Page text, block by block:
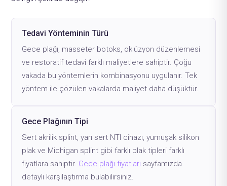
Tedavi Yönteminin Türü
Gece plağı, masseter botoks, oklüzyon düzenlemesi
ve restoratif tedavi farklı maliyetlere sahiptir. Çoğu
vakada bu yöntemlerin kombinasyonu uygulanır. Tek
yöntem ile çözülen vakalarda maliyet daha düşüktür.
Gece Plağının Tipi
Sert akrilik splint, yarı sert NTI cihazı, yumuşak silikon
plak ve Michigan splint gibi farklı plak tipleri farklı
fiyatlara sahiptir. Gece plağı fiyatları sayfamızda
detaylı karşılaştırma bulabilirsiniz.